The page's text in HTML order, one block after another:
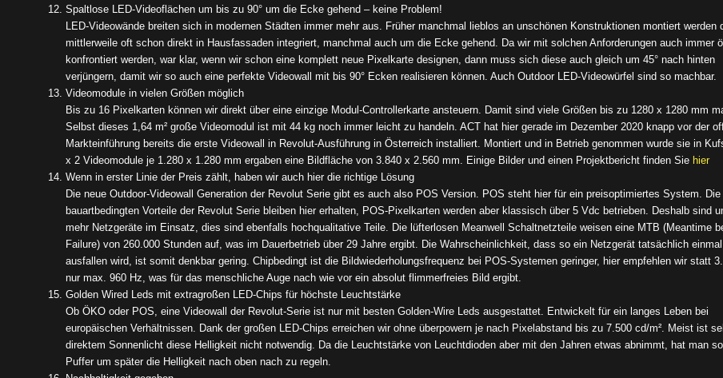
Spaltlose LED-Videoflächen um bis zu 90° um die Ecke gehend – keine Problem!
LED-Videowände breiten sich in modernen Städten immer mehr aus. Früher manchmal lieblos an unschönen Konstruktionen montiert werden
mittlerweile oft schon direkt in Hausfassaden integriert, manchmal auch um die Ecke gehend. Da wir mit solchen Anforderungen auch immer
konfrontiert werden, war klar, wenn wir schon eine komplett neue Pixelkarte designen, dann muss sich diese auch gleich um 45° nach hinten
verjüngern, damit wir so auch eine perfekte Videowall mit bis 90° Ecken realisieren können. Auch Outdoor LED-Videowürfel sind so machbar.
Videomodule in vielen Größen möglich
Bis zu 16 Pixelkarten können wir direkt über eine einzige Modul-Controllerkarte ansteuern. Damit sind viele Größen bis zu 1280 x 1280 mm
Selbst dieses 1,64 m² große Videomodul ist mit 44 kg noch immer leicht zu handeln. ACT hat hier gerade im Dezember 2020 knapp vor der
Markteinführung bereits die erste Videowall in Revolut-Ausführung in Österreich installiert. Montiert und in Betrieb genommen wurde sie in
x 2 Videomodule je 1.280 x 1.280 mm ergaben eine Bildfläche von 3.840 x 2.560 mm. Einige Bilder und einen Projektbericht finden Sie hier
Wenn in erster Linie der Preis zählt, haben wir auch hier die richtige Lösung
Die neue Outdoor-Videowall Generation der Revolut Serie gibt es auch also POS Version. POS steht hier für ein preisoptimiertes System. Die
bauartbedingten Vorteile der Revolut Serie bleiben hier erhalten, POS-Pixelkarten werden aber klassisch über 5 Vdc betrieben. Deshalb sind
mehr Netzgeräte im Einsatz, dies sind ebenfalls hochqualitative Teile. Die lüfterlosen Meanwell Schaltnetzteile weisen eine MTB (Meantime
Failure) von 260.000 Stunden auf, was im Dauerbetrieb über 29 Jahre ergibt. Die Wahrscheinlichkeit, dass so ein Netzgerät tatsächlich einmal
ausfallen wird, ist somit denkbar gering. Chipbedingt ist die Bildwiederholungsfrequenz bei POS-Systemen geringer, hier empfehlen wir statt
nur max. 960 Hz, was für das menschliche Auge nach wie vor ein absolut flimmerfreies Bild ergibt.
Golden Wired Leds mit extragroßen LED-Chips für höchste Leuchtstärke
Ob ÖKO oder POS, eine Videowall der Revolut-Serie ist nur mit besten Golden-Wire Leds ausgestattet. Entwickelt für ein langes Leben bei
europäischen Verhältnissen. Dank der großen LED-Chips erreichen wir ohne überpowern je nach Pixelabstand bis zu 7.500 cd/m². Meist ist
direktem Sonnenlicht diese Helligkeit nicht notwendig. Da die Leuchtstärke von Leuchtdioden aber mit den Jahren etwas abnimmt, hat man
Puffer um später die Helligkeit nach oben nach zu regeln.